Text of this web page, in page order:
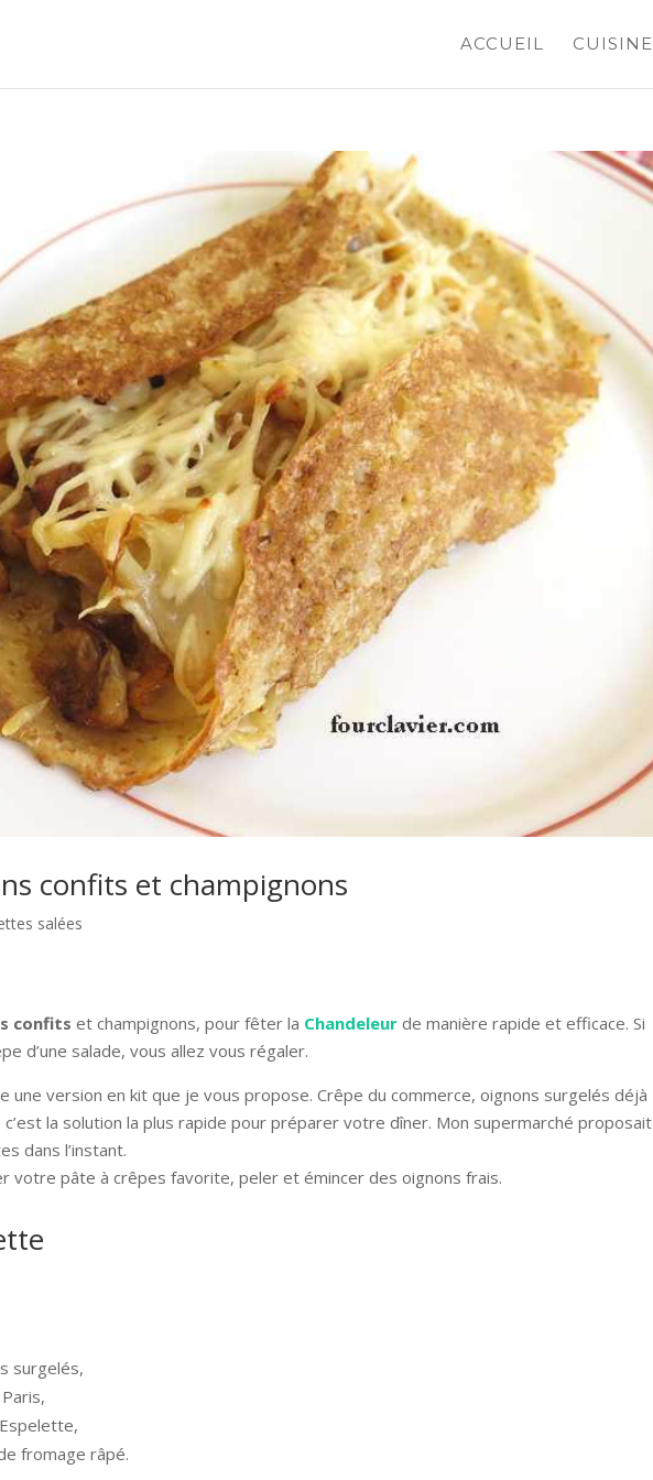
ACCUEIL CUISINE
confits et champignons
salées
confits et champignons, pour fêter la Chandeleur de manière rapide et efficace. Si
d’une salade, vous allez vous régaler.
une version en kit que je vous propose. Crêpe du commerce, oignons surgelés déjà
la solution la plus rapide pour préparer votre dîner. Mon supermarché proposait
dans l’instant.
votre pâte à crêpes favorite, peler et émincer des oignons frais.
surgelés,
fromage râpé.